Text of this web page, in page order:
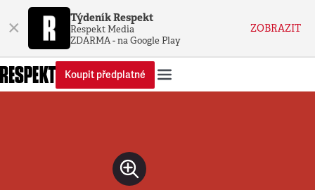
× Týdeník Respekt
Respekt Media
ZDARMA - na Google Play
ZOBRAZIT
Koupit předplatné